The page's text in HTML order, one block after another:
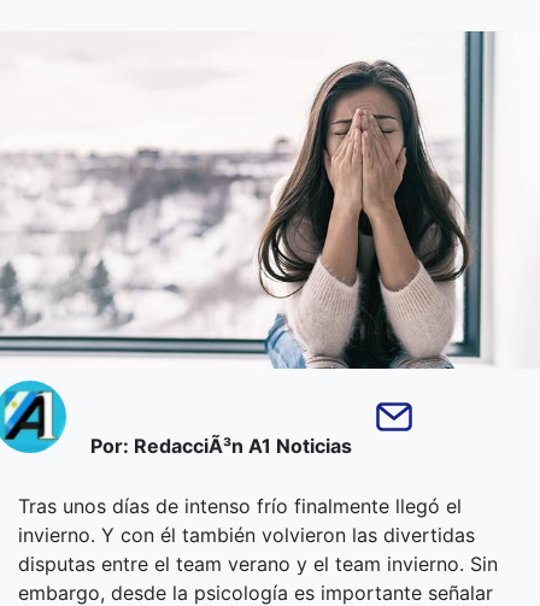
Por: RedacciÃ³n A1 Noticias
Tras unos días de intenso frío finalmente llegó el
invierno. Y con él también volvieron las divertidas
disputas entre el team verano y el team invierno. Sin
embargo, desde la psicología es importante señalar